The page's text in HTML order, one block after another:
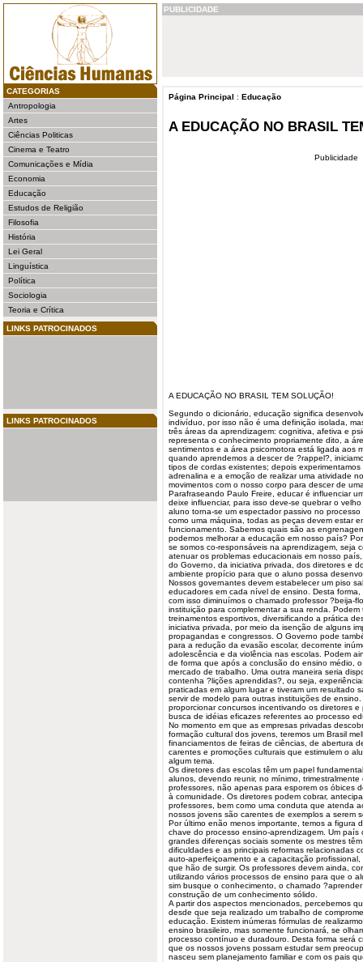
CATEGORIAS
Antropologia
Artes
Ciências Politicas
Cinema e Teatro
Comunicações e Mídia
Economia
Educação
Estudos de Religião
Filosofia
História
Lei Geral
Linguística
Política
Sociologia
Teoria e Crítica
LINKS PATROCINADOS
LINKS PATROCINADOS
PUBLICIDADE
Página Principal : Educação
A EDUCAÇÃO NO BRASIL
Publicidade
A EDUCAÇÃO NO BRASIL TEM SOLUÇÃO!
Segundo o dicionário, educação significa
indivíduo, por isso não é uma definição isolada,
três áreas da aprendizagem: cognitiva, afetiva e
representa o conhecimento propriamente dito, a
sentimentos e a área psicomotora está ligada aos
quando aprendemos a descer de ?rappel?,
tipos de cordas existentes; depois
adrenalina e a emoção de realizar uma atividade
movimentos com o nosso corpo para descer de
Parafraseando Paulo Freire, educar é influenciar
deixe influenciar, para isso deve-se quebrar o
aluno torna-se um espectador passivo no processo
como uma máquina, todas as peças devem estar
funcionamento. Sabemos quais são as
podemos melhorar a educação em nosso país?
se somos co-responsáveis na aprendizagem, seja
atenuar os problemas educacionais em nosso
do Governo, da iniciativa privada, dos diretores e
ambiente propício para que o aluno possa
Nossos governantes devem estabelecer um piso
educadores em cada nível de ensino. Desta
com isso diminuímos o chamado professor ?beija-
instituição para complementar a sua renda. Podem
treinamentos esportivos, diversificando a prática
iniciativa privada, por meio da isenção de alguns
propagandas e congressos. O Governo pode
para a redução da evasão escolar, decorrente
adolescência e da violência nas escolas. Podem
de forma que após a conclusão do ensino médio,
mercado de trabalho. Uma outra maneira seria
contenha ?lições aprendidas?, ou seja,
praticadas em algum lugar e tiveram um resultado
servir de modelo para outras instituições de
proporcionar concursos incentivando os diretores
busca de idéias eficazes referentes ao processo
No momento em que as empresas privadas
formação cultural dos jovens, teremos um Brasil
financiamentos de feiras de ciências, de abertura
carentes e promoções culturais que estimulem o
algum tema.
Os diretores das escolas têm um papel
alunos, devendo reunir, no mínimo,
professores, não apenas para esporem os óbices
à comunidade. Os diretores podem cobrar,
professores, bem como uma conduta que atenda
nossos jovens são carentes de exemplos a serem
Por último enão menos importante, temos a figura
chave do processo ensino-aprendizagem. Um país
grandes diferenças sociais somente os mestres
dificuldades e as principais reformas relacionadas
auto-aperfeiçoamento e a capacitação
que hão de surgir. Os professores devem ainda,
utilizando vários processos de ensino para que o
sim busque o conhecimento, o chamado
construção de um conhecimento sólido.
A partir dos aspectos mencionados, percebemos
desde que seja realizado um trabalho de
educação. Existem inúmeras fórmulas de
ensino brasileiro, mas somente funcionará, se
processo contínuo e duradouro. Desta forma será
que os nossos jovens possam estudar sem
nasceu sem planejamento familiar e com os pais